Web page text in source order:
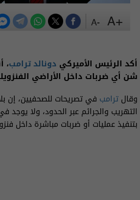
أكد الرئيس الأميركي دونالد ترامب،
شن أي ضربات داخل الأراضي
وقالترامب في تصريحات للصحفيين، إن
التهريب والجرائم عبر الحدود، ولا يوجد
بتنفيذ عمليات أو ضربات مباشرة داخل
+A
-A